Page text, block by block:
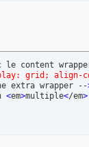
le content
grid; align-
extra wrapper --
<em>multiple</em>